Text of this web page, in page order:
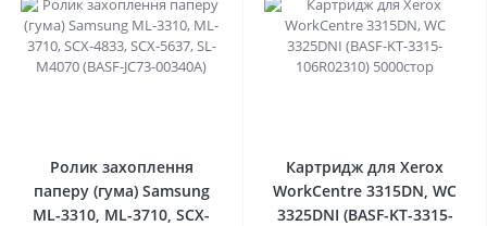
Ролик захоплення
паперу (гума) Samsung
ML-3310, ML-3710, SCX-
Картридж для Xerox
WorkCentre 3315DN, WC
3325DNI (BASF-KT-3315-